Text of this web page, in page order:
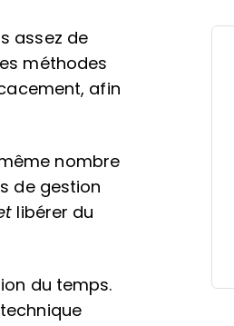
assez de
méthodes
afin
nombre
de gestion
libérer du
du temps.